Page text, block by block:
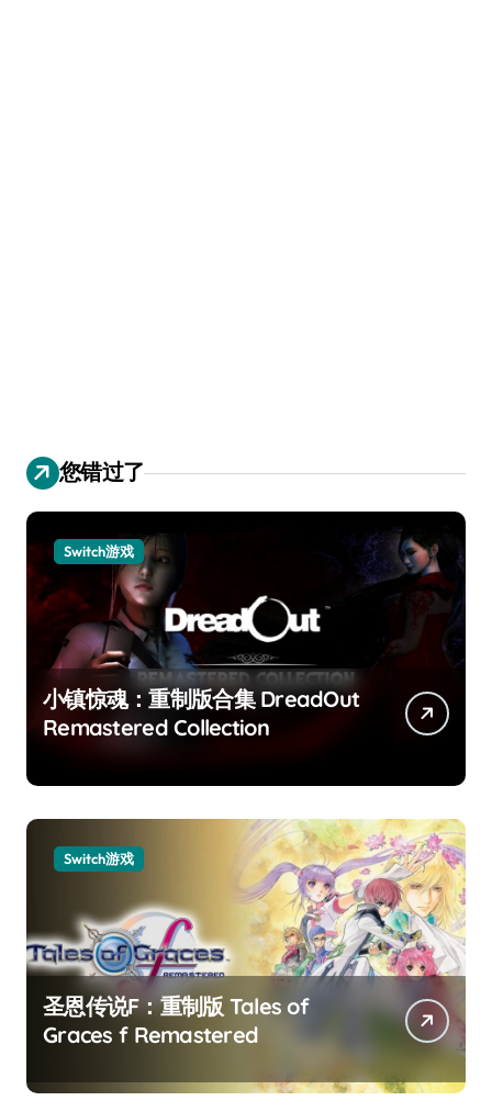
您错过了
Switch游戏
小镇惊魂：重制版合集 DreadOut
Remastered Collection
Switch游戏
圣恩传说F：重制版 Tales of
Graces f Remastered